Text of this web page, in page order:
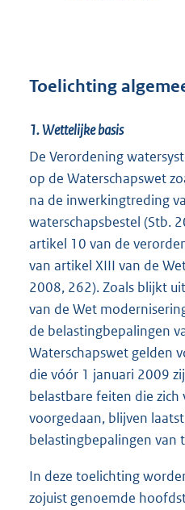
Toelichting
1. Wettelijke basis
De Verordening
op de Waterschapswet
na de inwerkingtreding
waterschapsbestel (Stb.
artikel 10 van de
van artikel XIII van de
2008, 262). Zoals blijkt
van de Wet
de belastingbepalingen
Waterschapswet gelden
die vóór 1 januari 2009
belastbare feiten die
voorgedaan, blijven
belastingbepalingen van
In deze toelichting
zojuist genoemde